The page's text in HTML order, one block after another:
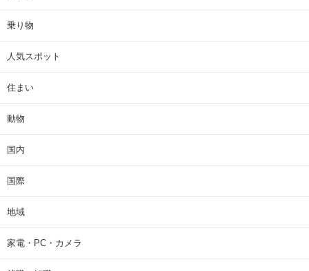
乗り物
人気スポット
住まい
動物
国内
国際
地域
家電・PC・カメラ